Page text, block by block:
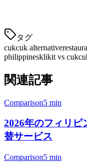
タグ
cukcuk alternative
philippinesklikit vs
関連記事
Comparison5 min
2026年のフィリピ
替サービス
Comparison5 min